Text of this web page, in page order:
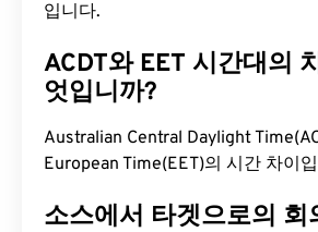
입니다.
ACDT와 EET 시간대의
엇입니까?
Australian Central Daylight
European Time(EET)의 시간 차이
소스에서 타겟으로의 회